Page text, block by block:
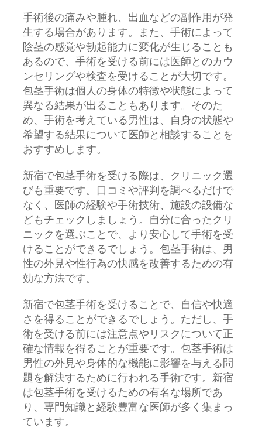
手術後の痛みや腫れ、出血などの副作用が発
生する場合があります。また、手術によって
陰茎の感覚や勃起能力に変化が生じることも
あるので、手術を受ける前には医師とのカウ
ンセリングや検査を受けることが大切です。
包茎手術は個人の身体の特徴や状態によって
異なる結果が出ることもあります。そのた
め、手術を考えている男性は、自身の状態や
希望する結果について医師と相談することを
おすすめします。
新宿で包茎手術を受ける際は、クリニック選
びも重要です。口コミや評判を調べるだけで
なく、医師の経験や手術技術、施設の設備な
どもチェックしましょう。自分に合ったクリ
ニックを選ぶことで、より安心して手術を受
けることができるでしょう。包茎手術は、男
性の外見や性行為の快感を改善するための有
効な方法です。
新宿で包茎手術を受けることで、自信や快適
さを得ることができるでしょう。ただし、手
術を受ける前には注意点やリスクについて正
確な情報を得ることが重要です。包茎手術は
男性の外見や身体的な機能に影響を与える問
題を解決するために行われる手術です。新宿
は包茎手術を受けるための有名な場所であ
り、専門知識と経験豊富な医師が多く集まっ
ています。